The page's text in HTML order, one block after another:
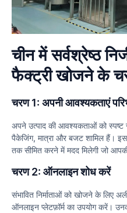
चीन में सर्वश्रेष्ठ
फैक्ट्री खोजने के
चरण 1: अपनी आवश्यकताएं
अपने उत्पाद की आवश्यकताओं को
पैकेजिंग, मात्रा और बजट शामिल हैं।
तक सीमित करने में मदद मिलेगी जो
चरण 2: ऑनलाइन शोध करें
संभावित निर्माताओं को खोजने के लिए
ऑनलाइन प्लेटफ़ॉर्म का उपयोग करें।